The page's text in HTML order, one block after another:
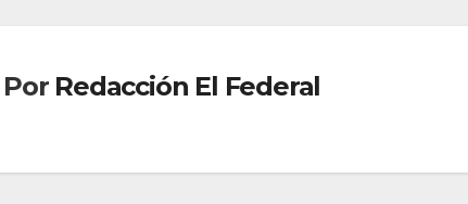
Por Redacción El Federal